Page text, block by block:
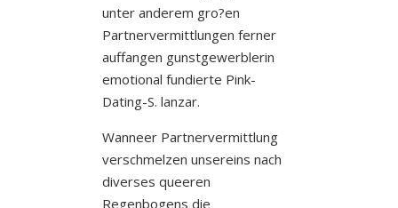
unter anderem gro?en
Partnervermittlungen ferner
auffangen gunstgewerblerin
emotional fundierte Pink-
Dating-S. lanzar.
Wanneer Partnervermittlung
verschmelzen unsereins nach
diverses queeren
Regenbogens die